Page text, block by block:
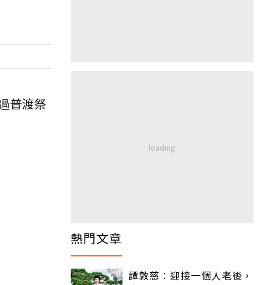
普渡祭
熱門文章
譚敦慈：迎接一個人老後，